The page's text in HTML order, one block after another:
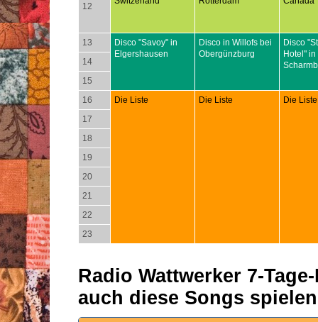
12
13
Disco "Savoy" in
Elgershausen
Disco in Willofs bei
Obergünzburg
Disco
Hotel"
14
15
16
Die Liste Die Liste
Die Liste
17
18
19
20
21
22
23
Radio Wattwerker 7-
auch diese Songs spielen